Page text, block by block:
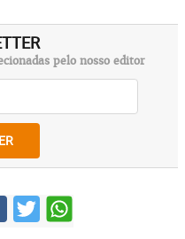
pelo nosso editor